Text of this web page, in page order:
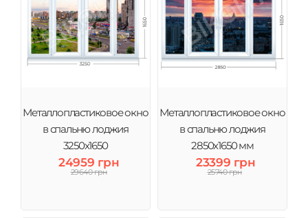
Металлопластиковое окно
в спальню лоджия
3250х1650
24959 грн
29640 грн
Металлопластиковое окно
в спальню лоджия
2850х1650 мм
23399 грн
25740 грн